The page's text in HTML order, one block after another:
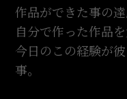
作品ができた事の達
自分で作った作品を
今日のこの経験が
事。